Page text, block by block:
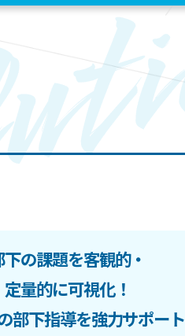
下の課題を客観的・
定量的に可視化！
部下指導を強力サポート